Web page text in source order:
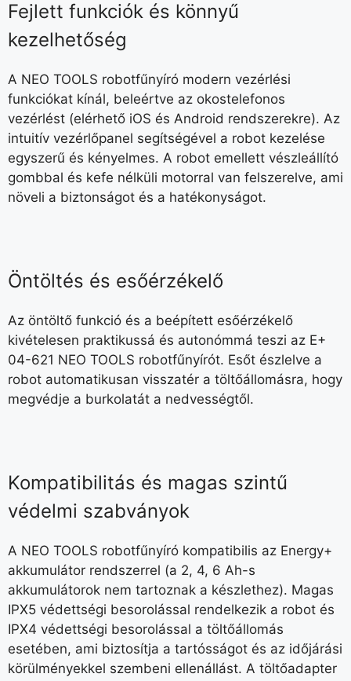
Fejlett funkciók és könnyű
kezelhetőség
A NEO TOOLS robotfűnyíró modern vezérlési
funkciókat kínál, beleértve az okostelefonos
vezérlést (elérhető iOS és Android rendszerekre). Az
intuitív vezérlőpanel segítségével a robot kezelése
egyszerű és kényelmes. A robot emellett vészleállító
gombbal és kefe nélküli motorral van felszerelve, ami
növeli a biztonságot és a hatékonyságot.
Öntöltés és esőérzékelő
Az öntöltő funkció és a beépített esőérzékelő
kivételesen praktikussá és autonómmá teszi az E+
04-621 NEO TOOLS robotfűnyírót. Esőt észlelve a
robot automatikusan visszatér a töltőállomásra, hogy
megvédje a burkolatát a nedvességtől.
Kompatibilitás és magas szintű
védelmi szabványok
A NEO TOOLS robotfűnyíró kompatibilis az Energy+
akkumulátor rendszerrel (a 2, 4, 6 Ah-s
akkumulátorok nem tartoznak a készlethez). Magas
IPX5 védettségi besorolással rendelkezik a robot és
IPX4 védettségi besorolással a töltőállomás
esetében, ami biztosítja a tartósságot és az időjárási
körülményekkel szembeni ellenállást. A töltőadapter